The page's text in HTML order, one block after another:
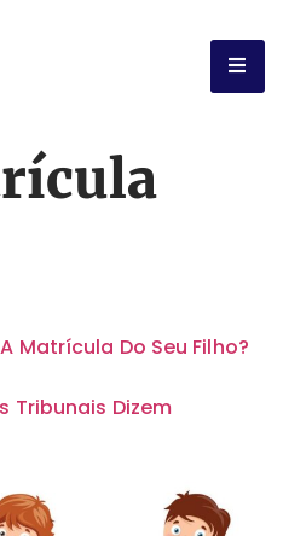
Matrícula Do Seu Filho?
Tribunais Dizem